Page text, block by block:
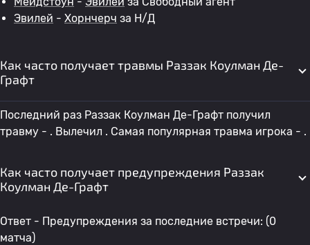
Эвилей - Хорнчерч за Н/Д
Как часто получает травмы Раззак Коулман Де-
Графт
Последний раз Раззак Коулман Де-Графт получил
травму - . Вылечил . Самая популярная травма игрока - .
Как часто получает предупреждения Раззак
Коулман Де-Графт
Ответ - Предупреждения за последние встречи: (0
матча)